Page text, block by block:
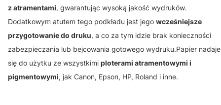
z atramentami, gwarantując wysoką jakość wydruków.
Dodatkowym atutem tego podkładu jest jego wcześniejsze
przygotowanie do druku, a co za tym idzie brak konieczności
zabezpieczania lub bejcowania gotowego wydruku.Papier nadaje
się do użytku ze wszystkimi ploterami atramentowymi i
pigmentowymi, jak Canon, Epson, HP, Roland i inne.